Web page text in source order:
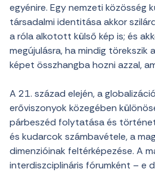
egyénire. Egy nemzeti közösség
társadalmi identitása akkor
a róla alkotott külső kép is; és
megújulásra, ha mindig
képet összhangba hozni azzal,
A 21. század elején, a
erőviszonyok közegében
párbeszéd folytatása és
és kudarcok számbavétele, a
dimenzióinak feltérképezése. A
interdiszciplináris fórumként – e